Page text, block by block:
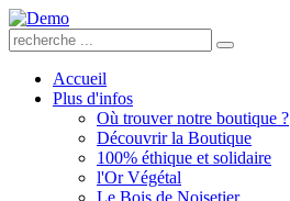
Accueil
Plus d'infos
Où trouver notre boutique ?
Découvrir la Boutique
100% éthique et solidaire
l'Or Végétal
Le Bois de Noisetier